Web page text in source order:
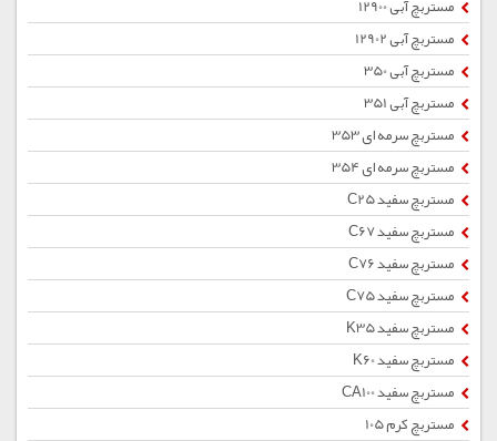
مستربچ آبی 12900
مستربچ آبی 12902
مستربچ آبی 350
مستربچ آبی 351
مستربچ سرمه ای 353
مستربچ سرمه ای 354
مستربچ سفید C25
مستربچ سفید C67
مستربچ سفید C76
مستربچ سفید C75
مستربچ سفید K35
مستربچ سفید K60
مستربچ سفید CA100
مستربچ کرم 105